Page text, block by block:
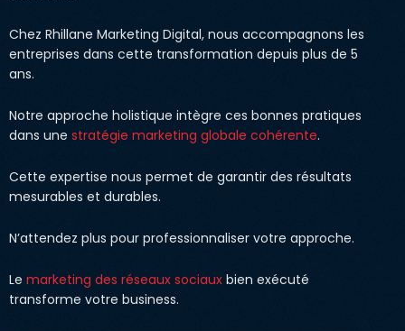
Chez Rhillane Marketing Digital, nous accompagnons les
entreprises dans cette transformation depuis plus de 5
ans.
Notre approche holistique intègre ces bonnes pratiques
dans une stratégie marketing globale cohérente.
Cette expertise nous permet de garantir des résultats
mesurables et durables.
N’attendez plus pour professionnaliser votre approche.
Le marketing des réseaux sociaux bien exécuté
transforme votre business.